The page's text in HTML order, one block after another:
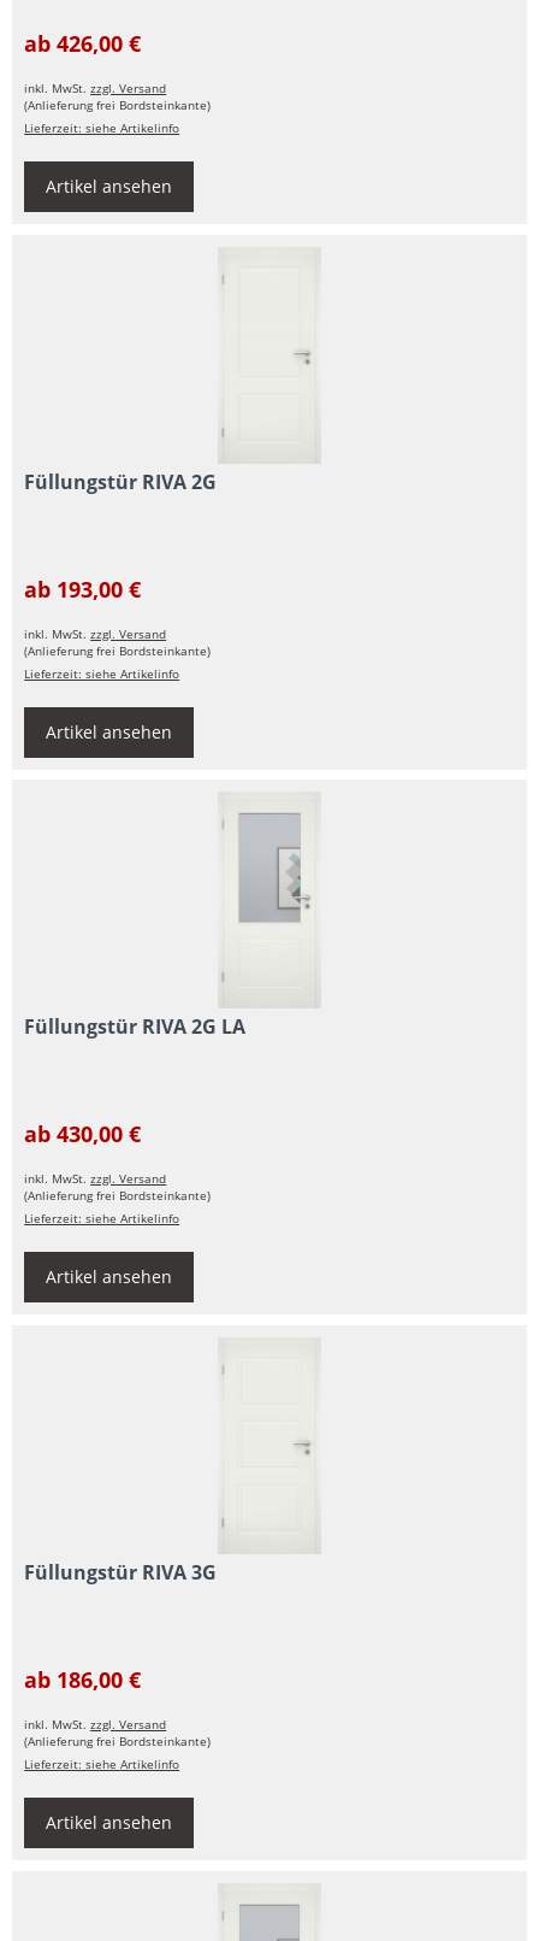
ab 426,00 €
inkl. MwSt.zzgl. Versand
(Anlieferung frei Bordsteinkante)
Lieferzeit: siehe Artikelinfo
Artikel ansehen
Füllungstür RIVA 2G
ab 193,00 €
inkl. MwSt.zzgl. Versand
(Anlieferung frei Bordsteinkante)
Lieferzeit: siehe Artikelinfo
Artikel ansehen
Füllungstür RIVA 2G LA
ab 430,00 €
inkl. MwSt.zzgl. Versand
(Anlieferung frei Bordsteinkante)
Lieferzeit: siehe Artikelinfo
Artikel ansehen
Füllungstür RIVA 3G
ab 186,00 €
inkl. MwSt.zzgl. Versand
(Anlieferung frei Bordsteinkante)
Lieferzeit: siehe Artikelinfo
Artikel ansehen